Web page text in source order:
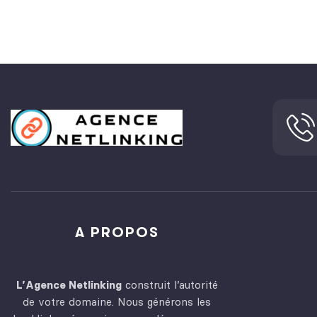
A PROPOS
L’Agence Netlinkingconstruit l’autorité
de votre domaine. Nous générons les